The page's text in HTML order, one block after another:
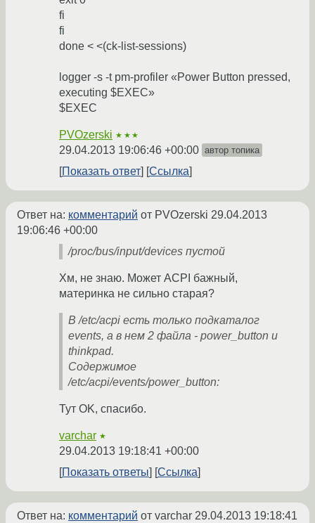
fi
fi
done < <(ck-list-sessions)
logger -s -t pm-profiler «Power Button pressed,
executing $EXEC»
$EXEC
PVOzerski ★★★
29.04.2013 19:06:46 +00:00 автор топика
Показать ответ Ссылка
Ответ на: комментарий от PVOzerski 29.04.2013
19:06:46 +00:00
/proc/bus/input/devices пустой
Хм, не знаю. Может ACPI бажный,
материнка не сильно старая?
В /etc/acpi есть только подкаталог
events, а в нем 2 файла - power_button и
thinkpad.
Содержимое
/etc/acpi/events/power_button:
Тут OK, спасибо.
varchar ★
29.04.2013 19:18:41 +00:00
Показать ответы
Ссылка
Ответ на: комментарий от varchar 29.04.2013 19:18:41